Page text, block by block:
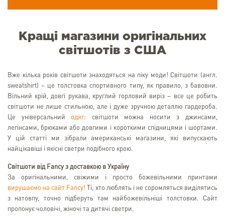
Кращі магазини оригінальних
світшотів з США
Вже кілька років світшоти знаходяться на піку моди! Світшоти (англ.
sweatshirt) – це толстовка спортивного типу, як правило, з бавовни.
Вільний крій, довгі рукава, круглий горловий виріз – все це робить
світшоти не лише стильною, але і дуже зручною деталлю гардероба.
Це універсальнийодяг: світшоти можна носити з джинсами,
легінсами, брюками або довгими і короткими спідницями і шортами.
У цій статті ми зібрали американські магазини, які випускають
найцікавіші і якісні светри подібного крою.
Світшоти від Fancy з доставкою в Україну
За оригінальними, свіжими і просто божевільними принтами
вирушаємо на сайт Fancy!
Ті, хто люблять і не соромляться виділятись
з натовпу, точно підберуть там найбожевільніші толстовки. Сайт
пропонує чоловічі, жіночі та дитячі светри.